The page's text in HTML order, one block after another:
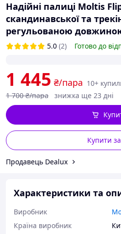
Надійні палиці Moltis
скандинавської та
регульованою
5.0 (2) Готово до
1 445 ₴/пара 10+
1 700 ₴/пара знижка ще 23 дні
Купити
Продавець Dealux
Характеристики та
Виробник
Країна виробник